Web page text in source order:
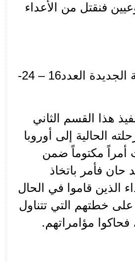
فنقتل من الأعداء
يقول الزعيم في مقالته حقيقة الصراع في سورية – سورية الجديدة العدد16 – 24-
هذا القسم الثاني
الحالية إلى أوروبا
ووضعها في برنامجه لسنة 1938 وبقيت أمراً مكتوماً ضمن
فأمر باتخاذ
الذين قاموا في الحال
خطتهم التي تتناول
مؤامراتهم.